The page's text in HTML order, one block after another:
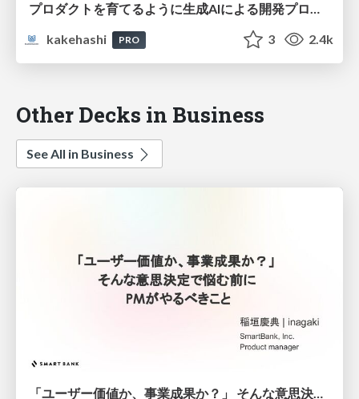
プロダクトを育てるように生成AIによる開発プロセスを育てよう
kakehashi
PRO 3 2.4k
Other Decks in Business
See All in Business